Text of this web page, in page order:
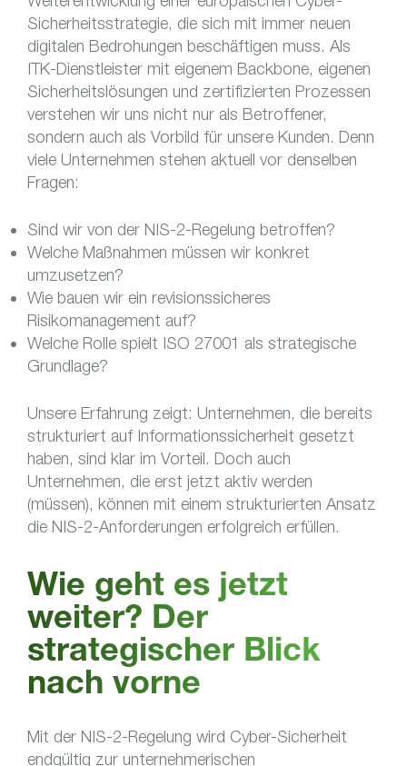
Sicherheitsstrategie, die sich mit immer neuen
digitalen Bedrohungen beschäftigen muss. Als
ITK-Dienstleister mit eigenem Backbone, eigenen
Sicherheitslösungen und zertifizierten Prozessen
verstehen wir uns nicht nur als Betroffener,
sondern auch als Vorbild für unsere Kunden. Denn
viele Unternehmen stehen aktuell vor denselben
Fragen:
Sind wir von der NIS-2-Regelung betroffen?
Welche Maßnahmen müssen wir konkret
umzusetzen?
Wie bauen wir ein revisionssicheres
Risikomanagement auf?
Welche Rolle spielt ISO 27001 als strategische
Grundlage?
Unsere Erfahrung zeigt: Unternehmen, die bereits
strukturiert auf Informationssicherheit gesetzt
haben, sind klar im Vorteil. Doch auch
Unternehmen, die erst jetzt aktiv werden
(müssen), können mit einem strukturierten Ansatz
die NIS-2-Anforderungen erfolgreich erfüllen.
Wie geht es jetzt
weiter? Der
strategischer Blick
nach vorne
Mit der NIS-2-Regelung wird Cyber-Sicherheit
endgültig zur unternehmerischen